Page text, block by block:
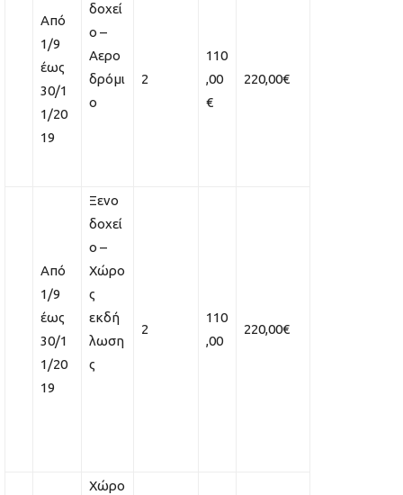
Από
1/9
έως
30/1
1/20
19
δοχεί
ο –
Αερο
δρόμι
ο
2
110
,00
€
220,00€
Από
1/9
έως
30/1
1/20
19
Ξενο
δοχεί
ο –
Χώρο
ς
εκδή
λωση
ς
2
110
,00
220,00€
Χώρο